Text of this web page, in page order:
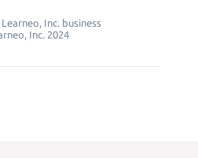
Inc. business
Inc. 2024